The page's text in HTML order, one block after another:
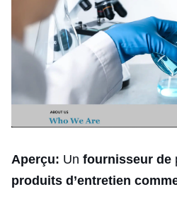
Aperçu: Un fournisseur de
produits d’entretien